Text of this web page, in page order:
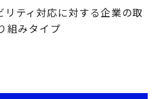
リティ対応に対する企業の取
組みタイプ